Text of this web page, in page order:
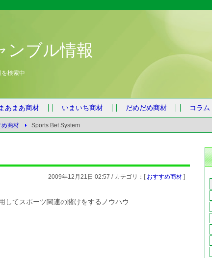
ンブル情報
検索中
あまあ商材 いまいち商材 だめだめ商材 コラム
め商材 Sports Bet System
2009年12月21日 02:57 / カテゴリ：[ おすすめ商材 ]
てスポーツ関連の賭けをするノウハウ